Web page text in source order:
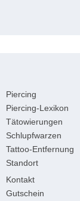
Piercing
Piercing-Lexikon
Tätowierungen
Schlupfwarzen
Tattoo-Entfernung
Standort
Kontakt
Gutschein